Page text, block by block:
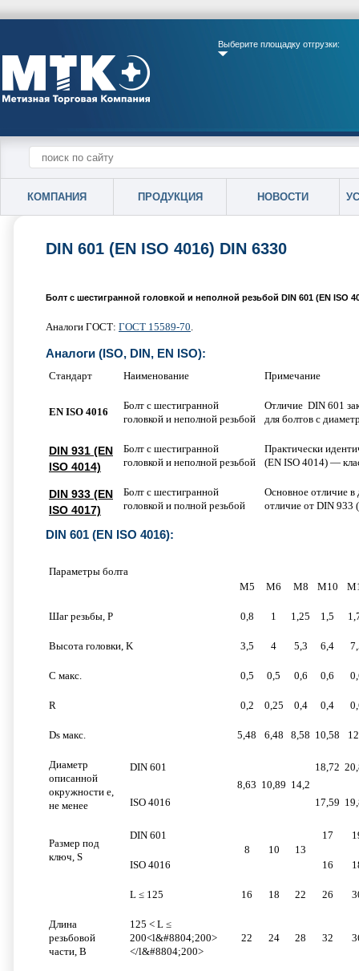
Выберите площадку отгрузки:
КОМПАНИЯ ПРОДУКЦИЯ НОВОСТИ
DIN 601 (EN ISO 4016) DIN 6330
Болт с шестигранной головкой и неполной резьбой DIN 601 (EN ISO
Аналоги ГОСТ: ГОСТ 15589-70.
Аналоги (ISO, DIN, EN ISO):
Стандарт Наименование Примечание
EN ISO 4016
Болт с шестигранной
головкой и неполной резьбой
Отличие DIN 601
для болтов с
DIN 931 (EN
ISO 4014)
Болт с шестигранной
головкой и неполной резьбой
Практически
(EN ISO 4014) —
DIN 933 (EN
ISO 4017)
Болт с шестигранной
головкой и полной резьбой
Основное отличие в
отличие от DIN 933
DIN 601 (EN ISO 4016):
Параметры болта
M5
M6 M8 M10
Шаг резьбы, P 0,8 1 1,25 1,5
Высота головки, K 3,5 4 5,3 6,4
C макс. 0,5 0,5 0,6 0,6
R 0,2 0,25 0,4 0,4
Ds макс. 5,48 6,48 8,58 10,58
Диаметр
описанной
окружности e,
не менее
DIN 601
8,63 10,89 14,2
18,72
ISO 4016 17,59
Размер под
ключ, S
DIN 601
8
10 13
17
ISO 4016 16
Длина
резьбовой
части, B
L ≤ 125 16 18 22 26
125 < L ≤
200<l&#8804;200>
</l&#8804;200>
22 24 28 32